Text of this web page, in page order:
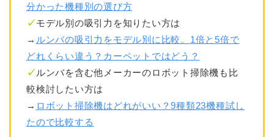
分かった機種別の選び方
✓モデル別の吸引力を知りたい方は
→ ルンバの吸引力をモデル別に比較。1倍と5倍で
どれくらい違う？カーペットではどう？
✓ ルンバを含む他メーカーのロボット掃除機も比
較検討したい方は
→ ロボット掃除機はどれがいい？9種類23機種試し
たので比較する